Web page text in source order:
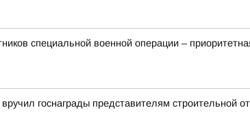
специальной военной операции –
госнаграды представителям строительной